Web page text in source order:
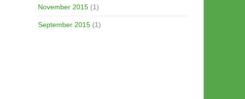
November 2015 (1)
September 2015 (1)